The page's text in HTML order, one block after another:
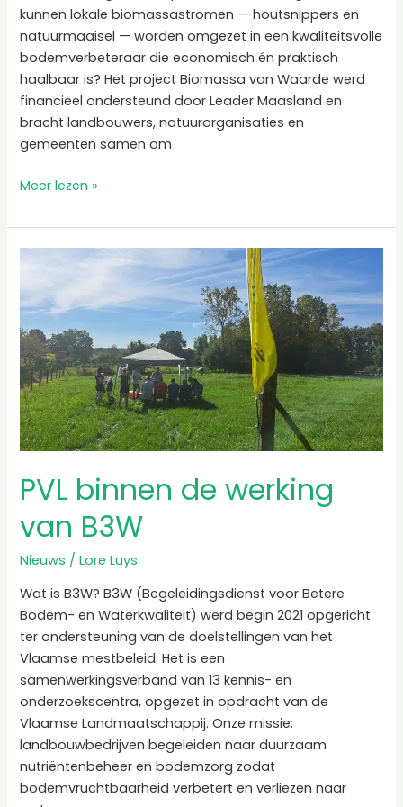
kunnen lokale biomassastromen — houtsnippers en
natuurmaaisel — worden omgezet in een kwaliteitsvolle
bodemverbeteraar die economisch én praktisch
haalbaar is? Het project Biomassa van Waarde werd
financieel ondersteund door Leader Maasland en
bracht landbouwers, natuurorganisaties en
gemeenten samen om
Meer lezen »
PVL binnen de werking
van B3W
Nieuws /Lore Luys
Wat is B3W? B3W (Begeleidingsdienst voor Betere
Bodem- en Waterkwaliteit) werd begin 2021 opgericht
ter ondersteuning van de doelstellingen van het
Vlaamse mestbeleid. Het is een
samenwerkingsverband van 13 kennis- en
onderzoekscentra, opgezet in opdracht van de
Vlaamse Landmaatschappij. Onze missie:
landbouwbedrijven begeleiden naar duurzaam
nutriëntenbeheer en bodemzorg zodat
bodemvruchtbaarheid verbetert en verliezen naar
PVL
de
van
B3W